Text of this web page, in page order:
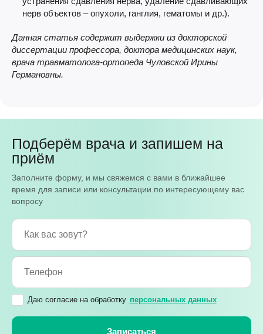
нерв объектов – опухоли, ганглия, гематомы и др.).
Данная статья содержит выдержки из докторской
диссертации профессора, доктора медицинских наук,
врача травматолога-ортопеда Чуловской Ирины
Германовны.
Подберём врача и запишем на
приём
Заполните форму, и мы свяжемся с вами в ближайшее
время для записи или консультации по интересующему вас
вопросу
Даю согласие на обработку персональных данных